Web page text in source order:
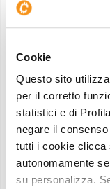
Cookie
Questo sito
per il corretto
statistici e di
negare il
tutti i cookie clicca
autonomamente
su personalizza.
fondamentale la
livelli vettoriali
passa in area
passa in area
Situazione
range di
ed è in